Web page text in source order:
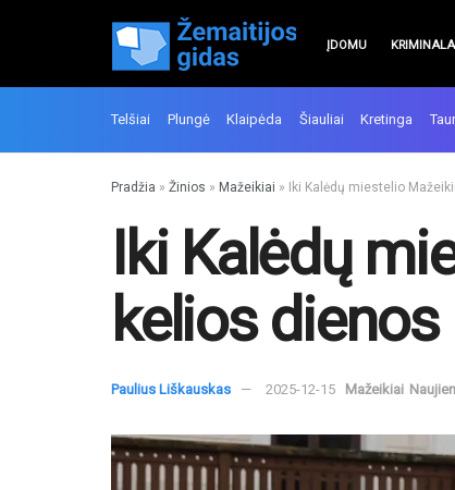
ĮDOMU
Telšiai Plungė Klaipėda Šiauliai Kretinga
Pradžia » Žinios » Mažeikiai » Iki Kalėdų miestelio
Iki Kalėdų
kelios dienos
Paulius Liškauskas 2025-12-15 Mažeikiai